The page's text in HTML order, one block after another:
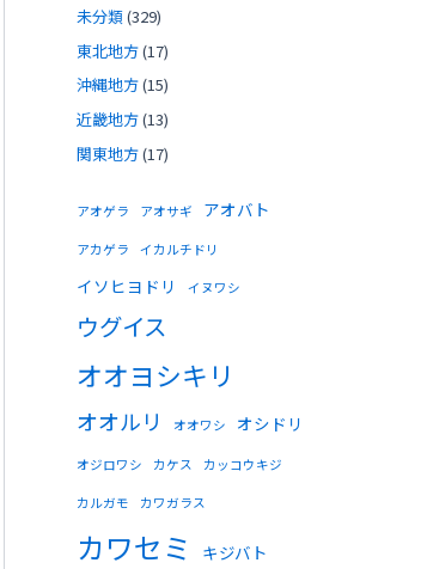
未分類(329)
東北地方(17)
沖縄地方(15)
近畿地方(13)
関東地方(17)
アオゲラ アオサギ アオバト
アカゲラ イカルチドリ
イソヒヨドリ イヌワシ
ウグイス
オオヨシキリ
オオルリ オオワシ オシドリ
オジロワシ カケス カッコウキジ
カルガモ カワガラス
カワセミ キジバト